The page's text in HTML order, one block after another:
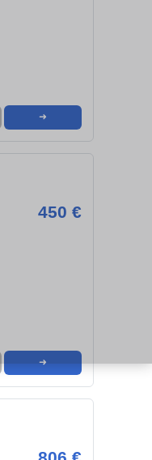
➜
450 €
➜